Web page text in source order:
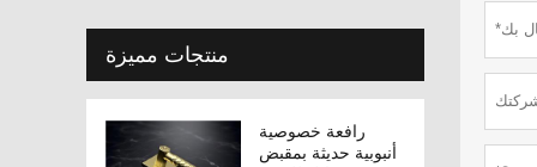
منتجات مميزة
رافعة خصوصية
أنبوبية حديثة بمقبض